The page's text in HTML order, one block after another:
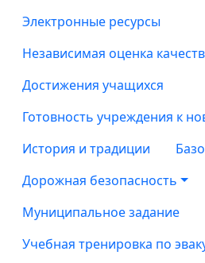
Электронные ресурсы
Независимая оценка
Достижения учащихся
Готовность учреждения к
История и традиции
Дорожная безопасность
Муниципальное задание
Учебная тренировка по